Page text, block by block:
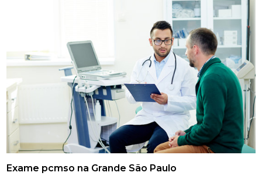
Exame pcmso na Grande São Paulo